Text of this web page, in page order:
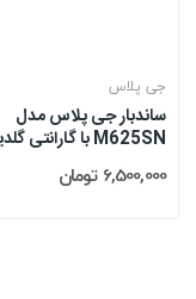
جی پلاس
ساندبار جی پلاس مدل
M625SN با گارانتی گلدیران
6,500,000 تومان